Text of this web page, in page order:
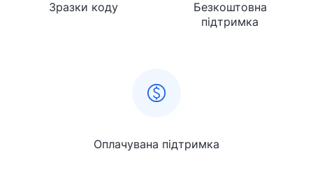
Зразки коду
Безкоштовна
підтримка
Оплачувана підтримка